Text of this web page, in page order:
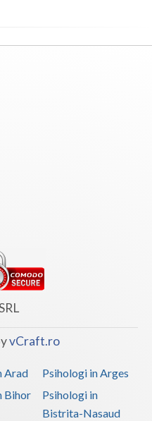
vCraft.ro
Arad
Psihologi in Arges
Bihor
Psihologi in
Bistrita-Nasaud